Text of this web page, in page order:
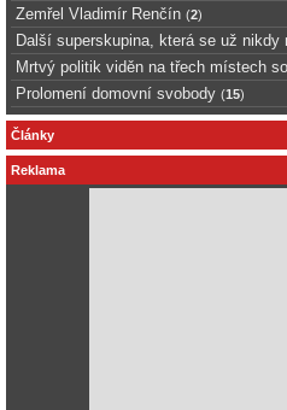
Zemřel Vladimír Renčín (2)
Další superskupina, která se už nikdy
Mrtvý politik viděn na třech místech
Prolomení domovní svobody (15)
Články
Reklama